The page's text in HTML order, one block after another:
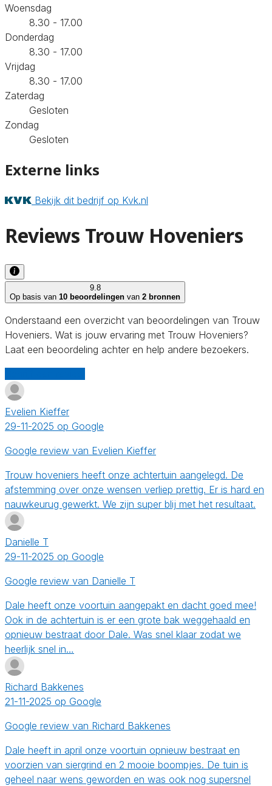
Woensdag
8.30 - 17.00
Donderdag
8.30 - 17.00
Vrijdag
8.30 - 17.00
Zaterdag
Gesloten
Zondag
Gesloten
Externe links
Bekijk dit bedrijf op Kvk.nl
Reviews Trouw Hoveniers
9.8
Op basis van 10 beoordelingen van 2 bronnen
Onderstaand een overzicht van beoordelingen van Trouw
Hoveniers. Wat is jouw ervaring met Trouw Hoveniers?
Laat een beoordeling achter en help andere bezoekers.
Evelien Kieffer
29-11-2025 op Google
Google review van Evelien Kieffer
Trouw hoveniers heeft onze achtertuin aangelegd. De
afstemming over onze wensen verliep prettig. Er is hard en
nauwkeurug gewerkt. We zijn super blij met het resultaat.
Danielle T
29-11-2025 op Google
Google review van Danielle T
Dale heeft onze voortuin aangepakt en dacht goed mee!
Ook in de achtertuin is er een grote bak weggehaald en
opnieuw bestraat door Dale. Was snel klaar zodat we
heerlijk snel in…
Richard Bakkenes
21-11-2025 op Google
Google review van Richard Bakkenes
Dale heeft in april onze voortuin opnieuw bestraat en
voorzien van siergrind en 2 mooie boompjes. De tuin is
geheel naar wens geworden en was ook nog supersnel